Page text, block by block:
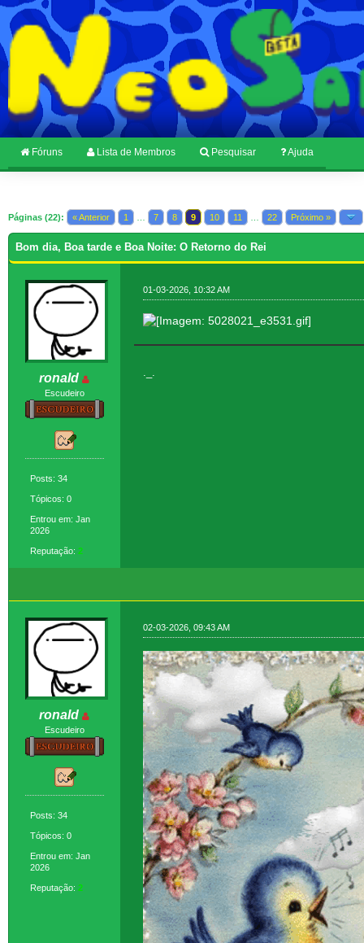
Fóruns Lista de Membros Pesquisar Ajuda
Páginas (22): « Anterior 1 7 8 9 10 11 22 Próximo »
Bom dia, Boa tarde e Boa Noite: O Retorno do Rei
ronald
Escudeiro
Posts: 34
Tópicos: 0
Entrou em: Jan
2026
Reputação: 2
01-03-2026, 10:32 AM
._.
ronald
Escudeiro
Posts: 34
Tópicos: 0
Entrou em: Jan
2026
Reputação: 2
02-03-2026, 09:43 AM